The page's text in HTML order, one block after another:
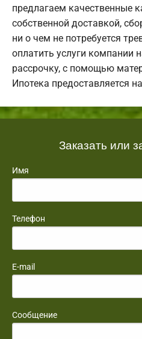
предлагаем качественные
собственной доставкой,
ни о чем не потребуется
оплатить услуги компании
рассрочку, с помощью
Ипотека предоставляется
Заказать или
Имя
Телефон
E-mail
Сообщение